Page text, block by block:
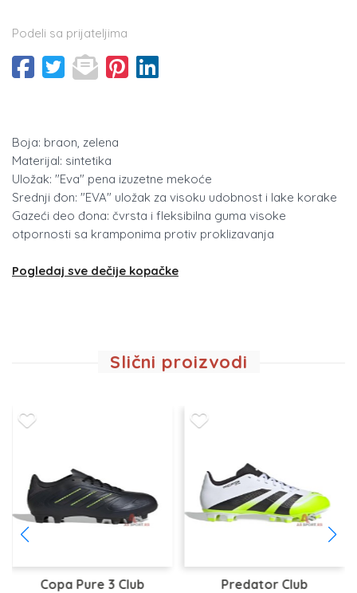
Podeli sa prijateljima
Boja: braon, zelena
Materijal: sintetika
Uložak: "Eva" pena izuzetne mekoće
Srednji đon: "EVA" uložak za visoku udobnost i lake korake
Gazeći deo đona: čvrsta i fleksibilna guma visoke
otpornosti sa kramponima protiv proklizavanja
Pogledaj sve dečije kopačke
Slični proizvodi
Copa Pure 3 Club Predator Club